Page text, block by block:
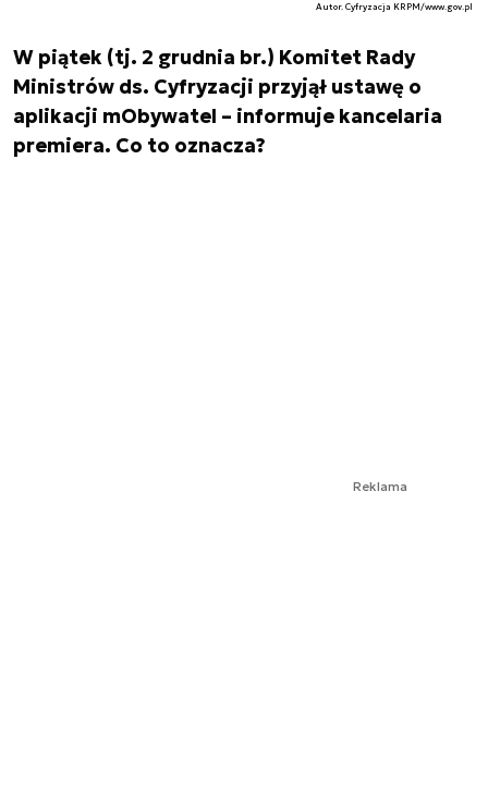
Autor. Cyfryzacja KRPM/www.gov.pl
W piątek (tj. 2 grudnia br.) Komitet Rady
Ministrów ds. Cyfryzacji przyjął ustawę o
aplikacji mObywatel – informuje kancelaria
premiera. Co to oznacza?
Reklama